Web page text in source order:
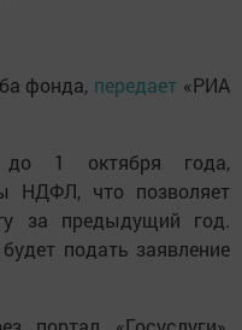
фонда, передает «РИА
до 1 октября года,
НДФЛ, что позволяет
за предыдущий год.
подать заявление